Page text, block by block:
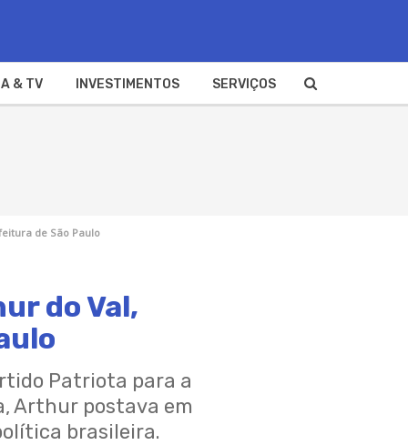
& TV INVESTIMENTOS SERVIÇOS
de São Paulo
do Val,
Patriota para a
Arthur postava em
brasileira.